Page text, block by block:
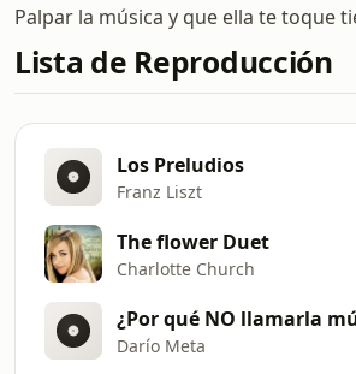
Palpar la música y que ella te toque
Lista de Reproducción
Los Preludios
Franz Liszt
The flower Duet
Charlotte Church
Darío Meta